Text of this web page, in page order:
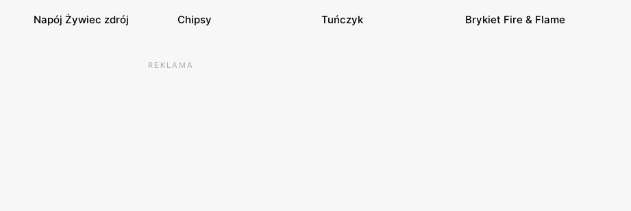
Napój Żywiec zdrój Chipsy Tuńczyk Brykiet Fire & Flame
REKLAMA